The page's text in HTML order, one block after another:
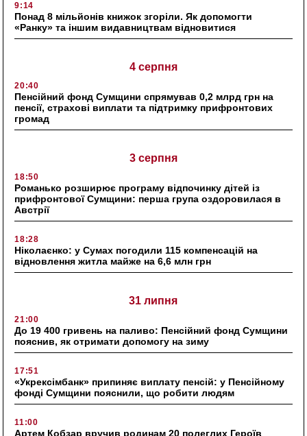
9:14
Понад 8 мільйонів книжок згоріли. Як допомогти
«Ранку» та іншим видавництвам відновитися
4 серпня
20:40
Пенсійний фонд Сумщини спрямував 0,2 млрд грн на
пенсії, страхові виплати та підтримку прифронтових
громад
3 серпня
18:50
Романько розширює програму відпочинку дітей із
прифронтової Сумщини: перша група оздоровилася в
Австрії
18:28
Ніколаєнко: у Сумах погодили 115 компенсацій на
відновлення житла майже на 6,6 млн грн
31 липня
21:00
До 19 400 гривень на паливо: Пенсійний фонд Сумщини
пояснив, як отримати допомогу на зиму
17:51
«Укрексімбанк» припиняє виплату пенсій: у Пенсійному
фонді Сумщини пояснили, що робити людям
11:00
Артем Кобзар вручив родинам 20 полеглих Героїв